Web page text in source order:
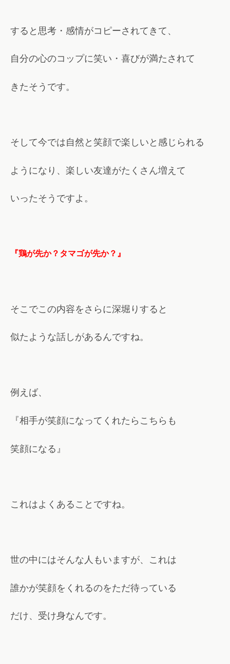
すると思考・感情がコピーされてきて、
自分の心のコップに笑い・喜びが満たされて
きたそうです。
そして今では自然と笑顔で楽しいと感じられる
ようになり、楽しい友達がたくさん増えて
いったそうですよ。
『鶏が先か？タマゴが先か？』
そこでこの内容をさらに深堀りすると
似たような話しがあるんですね。
例えば、
『相手が笑顔になってくれたらこちらも
笑顔になる』
これはよくあることですね。
世の中にはそんな人もいますが、これは
誰かが笑顔をくれるのをただ待っている
だけ、受け身なんです。